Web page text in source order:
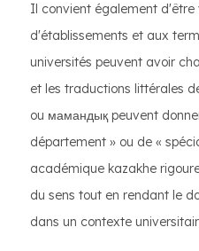
Il convient également
d'établissements et aux
universités peuvent avoir
et les traductions littérales
ou мамандық peuvent
département » ou de «
académique kazakhe
du sens tout en rendant le
dans un contexte